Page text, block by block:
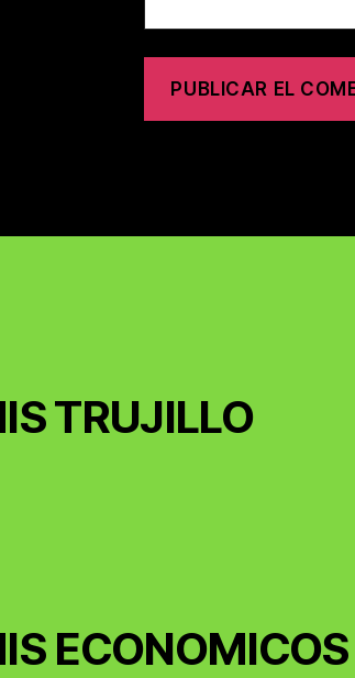
TRUJILLO
ECONOMICOS